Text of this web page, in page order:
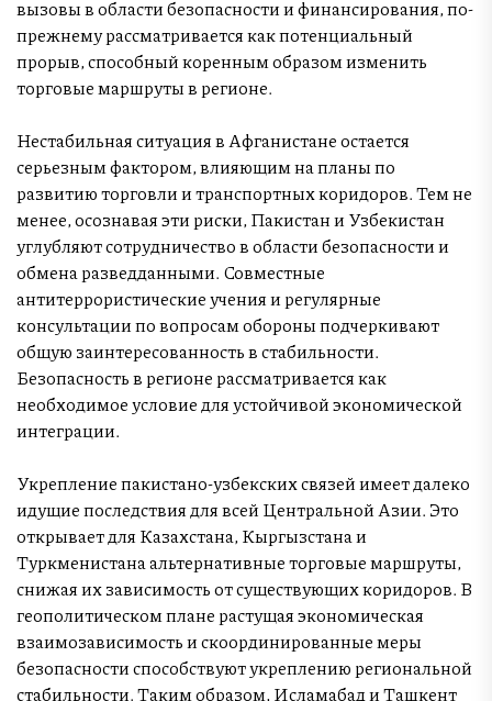
вызовы в области безопасности и финансирования, по-
прежнему рассматривается как потенциальный
прорыв, способный коренным образом изменить
торговые маршруты в регионе.
Нестабильная ситуация в Афганистане остается
серьезным фактором, влияющим на планы по
развитию торговли и транспортных коридоров. Тем не
менее, осознавая эти риски, Пакистан и Узбекистан
углубляют сотрудничество в области безопасности и
обмена разведданными. Совместные
антитеррористические учения и регулярные
консультации по вопросам обороны подчеркивают
общую заинтересованность в стабильности.
Безопасность в регионе рассматривается как
необходимое условие для устойчивой экономической
интеграции.
Укрепление пакистано-узбекских связей имеет далеко
идущие последствия для всей Центральной Азии. Это
открывает для Казахстана, Кыргызстана и
Туркменистана альтернативные торговые маршруты,
снижая их зависимость от существующих коридоров. В
геополитическом плане растущая экономическая
взаимозависимость и скоординированные меры
безопасности способствуют укреплению региональной
стабильности. Таким образом, Исламабад и Ташкент